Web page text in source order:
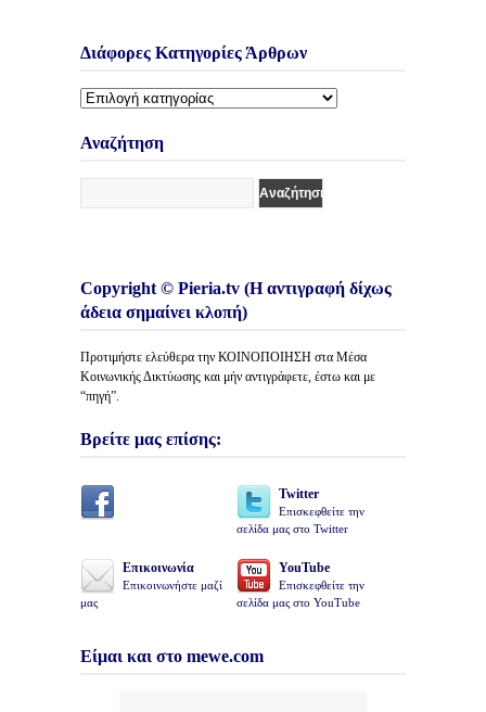
Διάφορες Κατηγορίες Άρθρων
Διάφορες
Άρθρων
Αναζήτηση
Copyright © Pieria.tv (Η αντιγραφή δίχως
άδεια σημαίνει κλοπή)
Προτιμήστε ελεύθερα την ΚΟΙΝΟΠΟΙΗΣΗ στα Μέσα
Κοινωνικής Δικτύωσης και μήν αντιγράφετε, έστω και με
“πηγή”.
Βρείτε μας επίσης:
Twitter
Επισκεφθείτε την
σελίδα μας στο Twitter
Επικοινωνία
Επικοινωνήστε μαζί
μας
YouTube
Επισκεφθείτε την
σελίδα μας στο YouTube
Είμαι και στο mewe.com